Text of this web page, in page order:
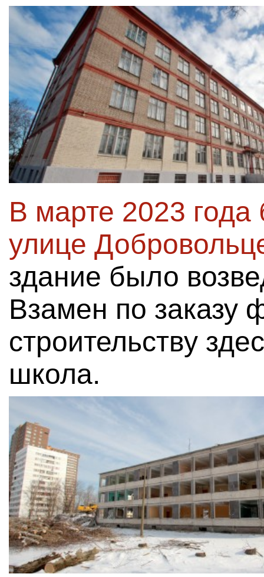
В марте 2023
улице
здание было
Взамен по заказу
строительству
школа.